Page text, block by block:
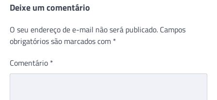
Deixe um comentário
O seu endereço de e-mail não será publicado. Campos
obrigatórios são marcados com *
Comentário *